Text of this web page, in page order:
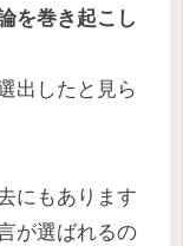
を巻き起こし
出したと見ら
にもあります
が選ばれるの